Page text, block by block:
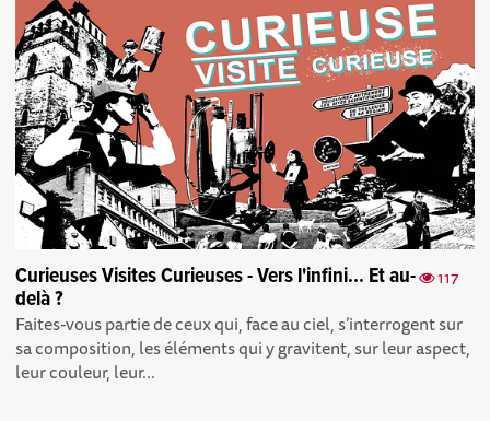
117
Curieuses Visites Curieuses - Vers l'infini... Et au-
delà ?
Faites-vous partie de ceux qui, face au ciel, s’interrogent sur
sa composition, les éléments qui y gravitent, sur leur aspect,
leur couleur, leur...